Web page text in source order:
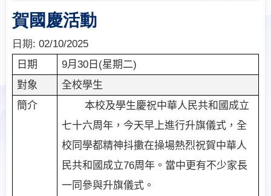
賀國慶活動
日期: 02/10/2025
日期
9月30 日 (星期二)
對象
全校學生
簡介
本校及學生慶祝中華人民共和國成立
七十六周年，今天早上進行升旗儀式，全
校同學都精神抖擻在操場熱烈祝賀中華人
民共和國成立76周年。當中更有不少家長
一同參與升旗儀式。